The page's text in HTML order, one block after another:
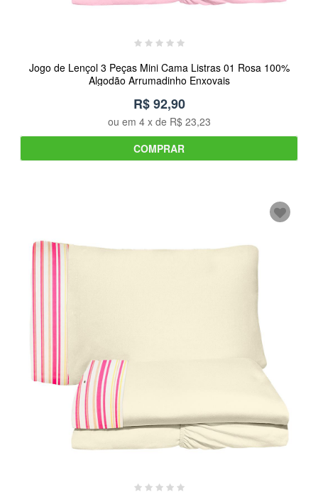
Jogo de Lençol 3 Peças Mini Cama Listras 01 Rosa 100%
Algodão Arrumadinho Enxovais
R$ 92,90
ou em 4x de R$ 23,23
COMPRAR